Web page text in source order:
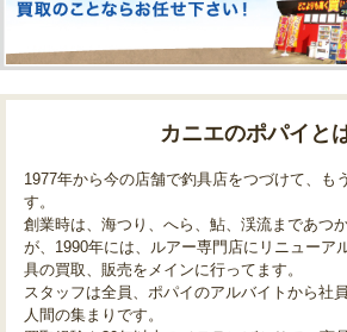
カニエのポパイと
1977年から今の店舗で釣具店をつづけて、も
す。
創業時は、海つり、へら、鮎、渓流まであつ
が、1990年には、ルアー専門店にリニューア
具の買取、販売をメインに行ってます。
スタッフは全員、ポパイのアルバイトから社
人間の集まりです。